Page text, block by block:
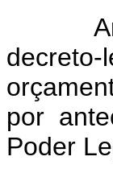
Art.
por
Poder